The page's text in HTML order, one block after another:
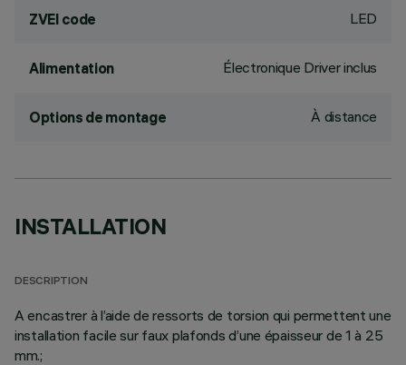
ZVEI code LED
Alimentation Électronique Driver inclus
Options de montage À distance
INSTALLATION
DESCRIPTION
A encastrer à l’aide de ressorts de torsion qui permettent une
installation facile sur faux plafonds d’une épaisseur de 1 à 25
mm.;